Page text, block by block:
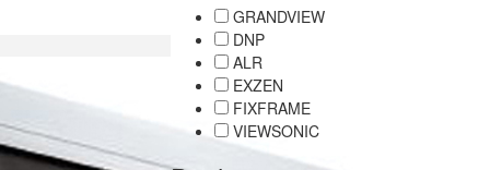
GRANDVIEW
DNP
ALR
EXZEN
FIXFRAME
VIEWSONIC